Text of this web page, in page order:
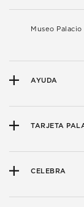
Museo Palacio
AYUDA
TARJETA
CELEBRA